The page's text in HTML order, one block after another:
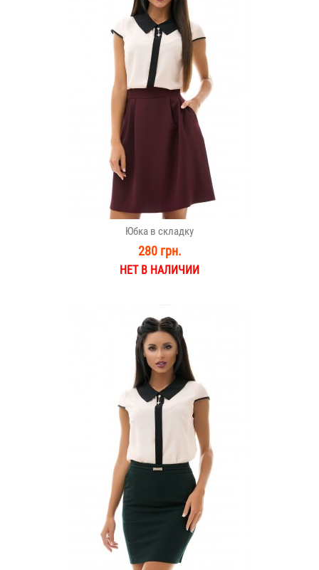
Юбка в складку
280 грн.
НЕТ В НАЛИЧИИ